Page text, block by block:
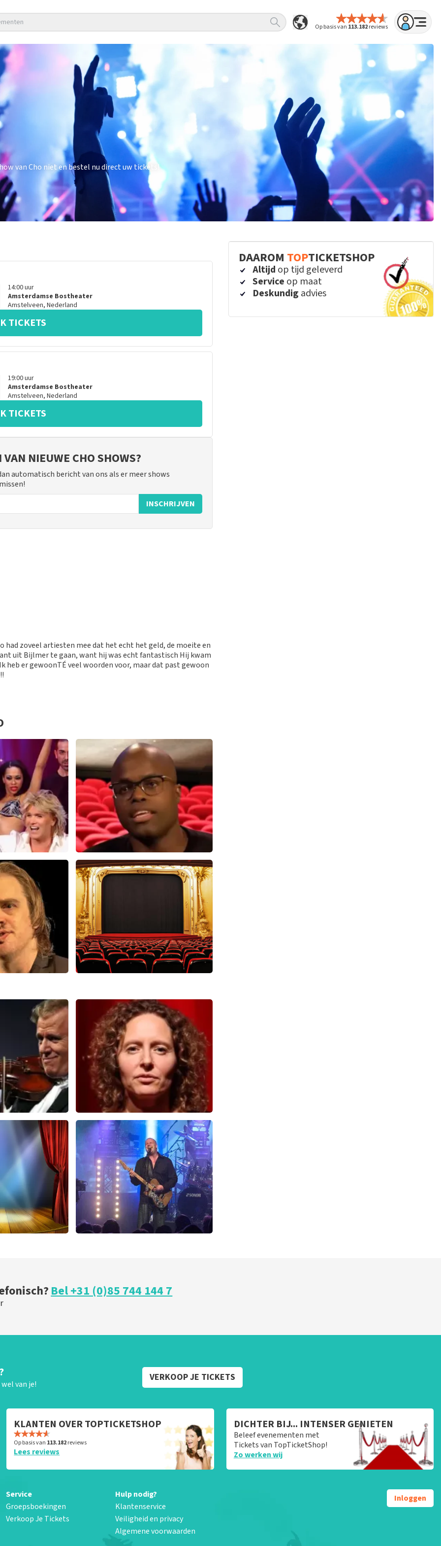
Op basis van 113.182reviews
van Cho niet en bestel nu direct uw tickets!
14:00uur
Amsterdamse Bostheater
Amstelveen, Nederland
TICKETS
19:00uur
Amsterdamse Bostheater
Amstelveen, Nederland
TICKETS
NIEUWE CHO SHOWS?
automatisch bericht van ons als er meer shows
INSCHRIJVEN
om een review achter te laten als je geen tickets
en/of onwaarheden worden niet geplaatst. Het kan enkele
had zoveel artiesten mee dat het echt het geld, de moeite en
uit Bijlmer te gaan, want hij was echt fantastisch Hij kwam
heb er gewoonTÉ veel woorden voor, maar dat past gewoon
reviews
Jandino Asporaat
reviews 60reviews
BEKIJKEN
Esther van der Voort
488 laatste 30 minuten
BESTEL NU
DAAROM TOPTICKETSHOP
Altijd op tijd geleverd
Service op maat
Deskundig advies
Bel +31 (0)85 744 144 7
van je!
VERKOOP JE TICKETS
KLANTEN OVER TOPTICKETSHOP
Op basis van 113.182reviews
Lees reviews
DICHTER BIJ... INTENSER GENIETEN
Beleef evenementen met
Tickets van TopTicketShop!
Zo werken wij
Service
Groepsboekingen
Verkoop Je Tickets
Hulp nodig?
Klantenservice
Veiligheid en privacy
Algemene voorwaarden
Inloggen